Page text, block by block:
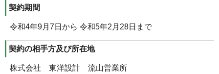
契約期間
令和4年9月7日から 令和5年2月28日まで
契約の相手方及び所在地
株式会社 東洋設計 流山営業所